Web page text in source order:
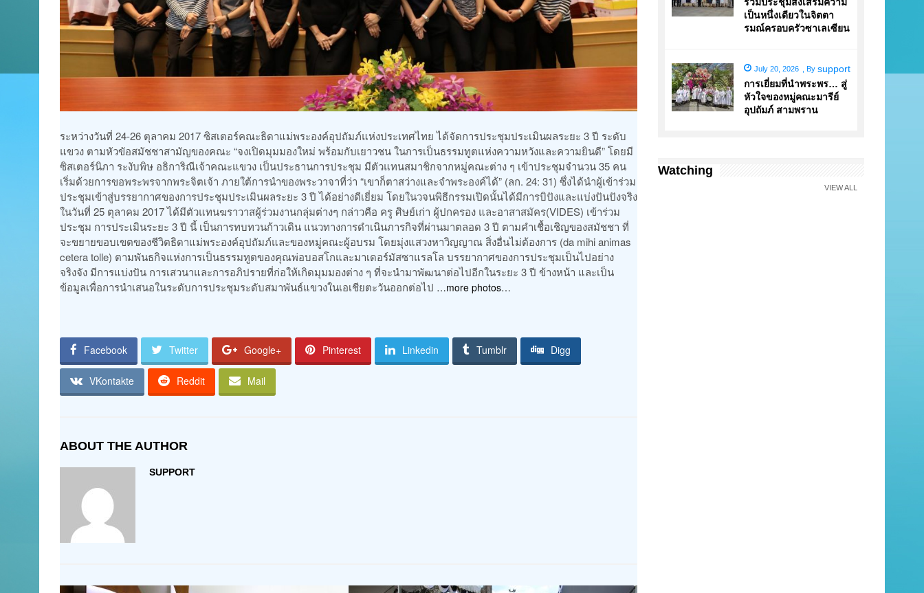
ระหว่างวันที่ 24-26 ตุลาคม 2017 ซิสเตอร์คณะธิดาแม่พระองค์อุปถัมภ์แห่งประเทศไทย ได้จัดการประชุมประเมินผลระยะ 3 ปี ระดับ
แขวง ตามหัวขัอสมัชชาสามัญของคณะ “จงเปิดมุมมองใหม่ พร้อมกับเยาวชน ในการเป็นธรรมทูตแห่งความหวังและความยินดี” โดยมี
ซิสเตอร์นิภา ระงับพิษ อธิการิณีเจ้าคณะแขวง เป็นประธานการประชุม มีตัวแทนสมาชิกจากหมู่คณะต่าง ๆ เข้าประชุมจำนวน 35 คน
เริ่มด้วยการขอพระพรจากพระจิตเจ้า ภายใต้การนำของพระวาจาที่ว่า “เขาก็ตาสว่างและจำพระองค์ได้” (ลก. 24: 31) ซึ่งได้นำผู้เข้าร่วม
ประชุมเข้าสู่บรรยากาศของการประชุมประเมินผลระยะ 3 ปี ได้อย่างดีเยี่ยม โดยในวจนพิธีกรรมเปิดนั้นได้มีการบิปังและแบ่งปันปังจริง
ในวันที่ 25 ตุลาคม 2017 ได้มีตัวแทนฆราวาสผู้ร่วมงานกลุ่มต่างๆ กล่าวคือ ครู ศิษย์เก่า ผู้ปกครอง และอาสาสมัคร(VIDES) เข้าร่วม
ประชุม การประเมินระยะ 3 ปี นี้ เป็นการทบทวนก้าวเดิน แนวทางการดำเนินภารกิจที่ผ่านมาตลอด 3 ปี ตามคำเชื้อเชิญของสมัชชา ที่
จะขยายขอบเขตของชีวิตธิดาแม่พระองค์อุปถัมภ์และของหมู่คณะผู้อบรม โดยมุ่งแสวงหาวิญญาณ สิ่งอื่นไม่ต้องการ (da mihi animas
cetera tolle) ตามพันธกิจแห่งการเป็นธรรมทูตของคุณพ่อบอสโกและมาเดอร์มัสซาแรลโล บรรยากาศของการประชุมเป็นไปอย่าง
จริงจัง มีการแบ่งปัน การเสวนาและการอภิปรายที่ก่อให้เกิดมุมมองต่าง ๆ ที่จะนำมาพัฒนาต่อไปอีกในระยะ 3 ปี ข้างหน้า และเป็น
ข้อมูลเพื่อการนำเสนอในระดับการประชุมระดับสมาพันธ์แขวงในเอเชียตะวันออกต่อไป …more photos…
Facebook Twitter Google+ Pinterest Linkedin Tumblr Digg
VKontakte Reddit Mail
ABOUT THE AUTHOR
SUPPORT
เป็นหนึ่งเดียวในจิตตา
รมณ์ครอบครัวซาเลเซียน
July 20, 2026 By support
การเยี่ยมที่นำพระพร… สู่
หัวใจของหมู่คณะมารีย์
อุปถัมภ์ สามพราน
Watching
VIEW ALL